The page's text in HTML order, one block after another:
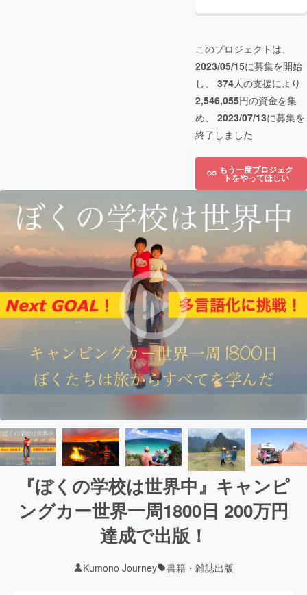
このプロジェクトは、
2023/05/15に募集を開始
し、 374人の支援により
2,546,055円の資金を集
め、 2023/07/13に募集を
終了しました
もう一度プロジェク
トをやってほしい
『ぼくの学校は世界中』キャンピ
ングカー世界一周1800日 200万円
達成で出版！
Kumono Journey 書籍・雑誌出版